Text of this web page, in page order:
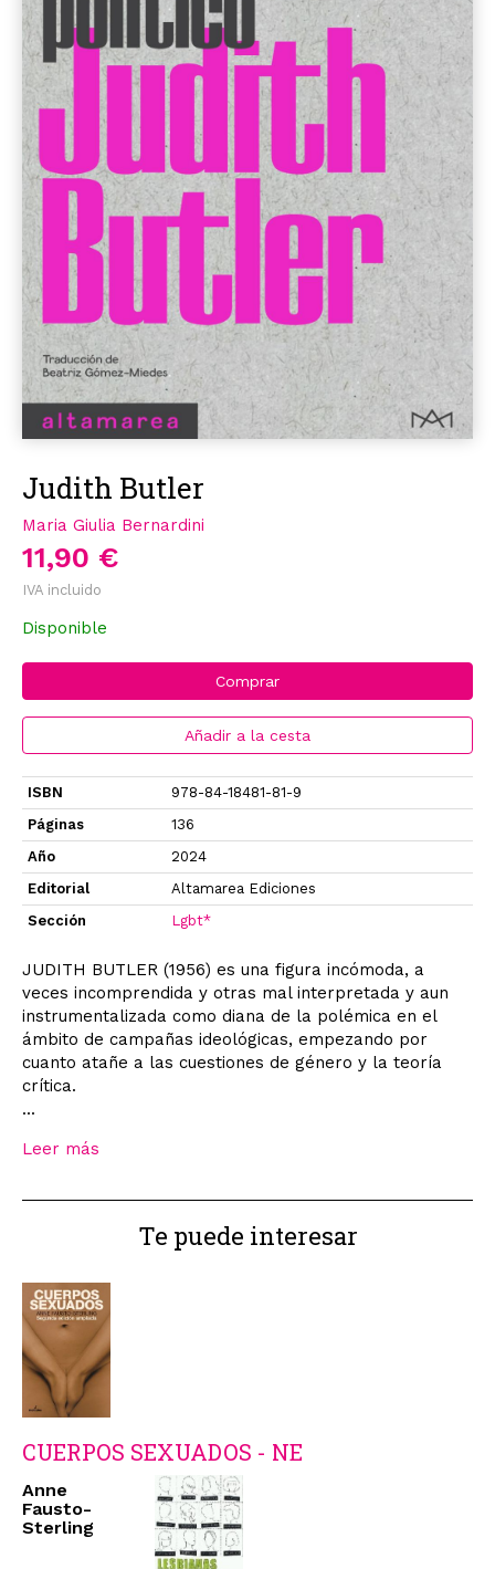
Judith Butler
Maria Giulia Bernardini
11,90 €
IVA incluido
Disponible
Comprar
Añadir a la cesta
ISBN
978-84-18481-81-9
Páginas
136
Año
2024
Editorial
Altamarea Ediciones
Sección
Lgbt*
JUDITH BUTLER (1956) es una figura incómoda, a
veces incomprendida y otras mal interpretada y aun
instrumentalizada como diana de la polémica en el
ámbito de campañas ideológicas, empezando por
cuanto atañe a las cuestiones de género y la teoría
crítica.
...
Leer más
Te puede interesar
CUERPOS SEXUADOS - NE
Anne
Fausto-
Sterling